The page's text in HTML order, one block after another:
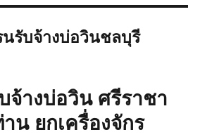
นรับจ้างบ่อวินชลบุรี
จ้างบ่อวิน ศรีราชา
น ยกเครื่องจักร